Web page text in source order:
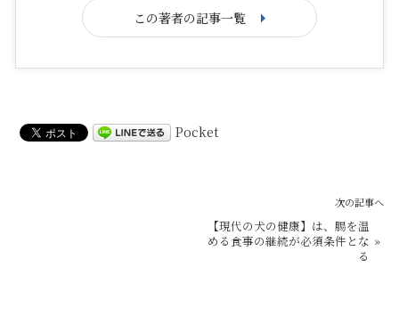
この著者の記事一覧
Pocket
次の記事へ
【現代の犬の健康】は、腸を温
める食事の継続が必須条件とな
る
»